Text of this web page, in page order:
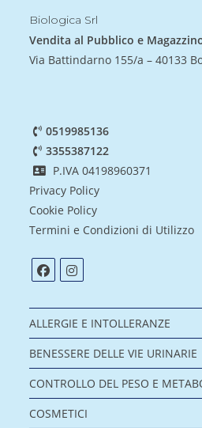
Biologica Srl
Vendita al Pubblico e
Via Battindarno 155/a – 40133
0519985136
3355387122
P.IVA 04198960371
Privacy Policy
Cookie Policy
Termini e Condizioni di Utilizzo
ALLERGIE E INTOLLERANZE
BENESSERE DELLE VIE URINARIE
CONTROLLO DEL PESO E
COSMETICI